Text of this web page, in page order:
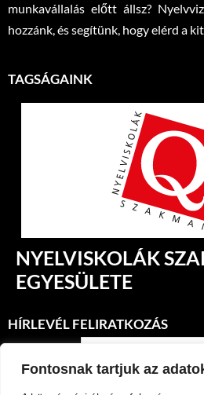
Fontosnak tartjuk az
munkavállalás előtt állsz?
hozzánk, és segítünk, hogy elérd a
TAGSÁGAINK
NYELVISKOLÁK
EGYESÜLETE
HÍRLEVÉL FELIRATKOZÁS